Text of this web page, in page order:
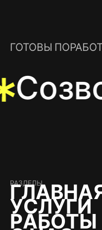
ГОТОВЫ
РАЗДЕЛЫ
ГЛ А В Н АЯ
УСЛ У Г И
РА БОТ Ы